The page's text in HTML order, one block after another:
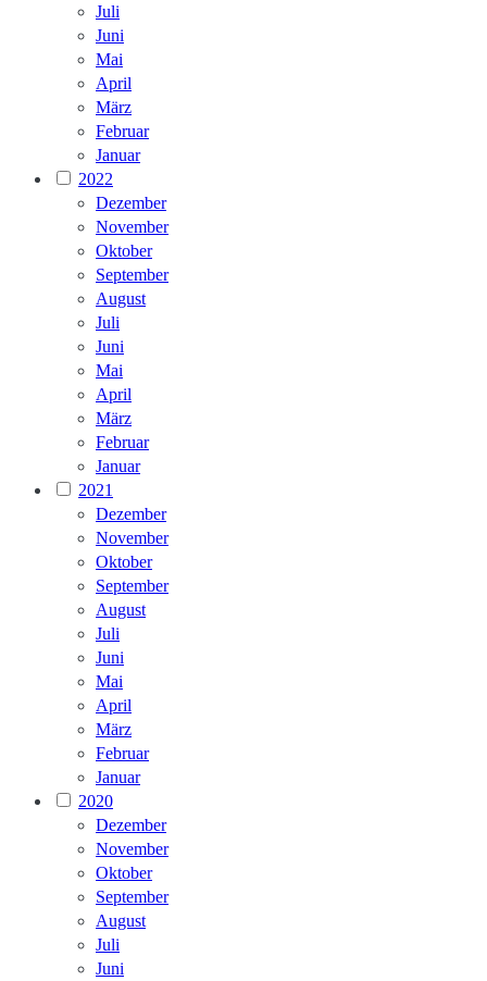
Juli
Juni
Mai
April
März
Februar
Januar
2022
Dezember
November
Oktober
September
August
Juli
Juni
Mai
April
März
Februar
Januar
2021
Dezember
November
Oktober
September
August
Juli
Juni
Mai
April
März
Februar
Januar
2020
Dezember
November
Oktober
September
August
Juli
Juni